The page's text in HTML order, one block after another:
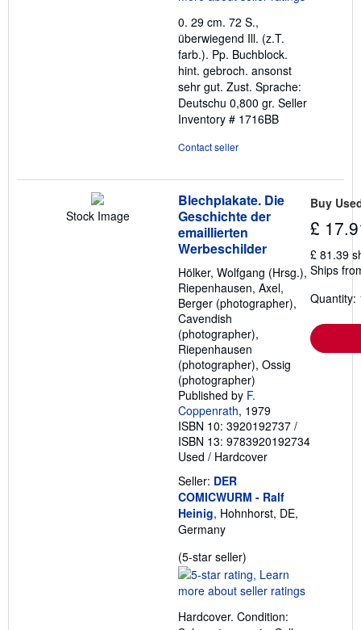
of
5
stars
0. 29 cm. 72 S.,
überwiegend Ill. (z.T.
farb.). Pp. Buchblock.
hint. gebroch. ansonst
sehr gut. Zust. Sprache:
Deutschu 0,800 gr. Seller
Inventory # 1716BB
Contact seller
Stock Image
Blechplakate. Die
Geschichte der
emaillierten
Werbeschilder
Hölker, Wolfgang (Hrsg.),
Riepenhausen, Axel,
Berger (photographer),
Cavendish
(photographer),
Riepenhausen
(photographer), Ossig
(photographer)
Published by F.
Coppenrath, 1979
ISBN 10: 3920192737 /
ISBN 13: 9783920192734
Used / Hardcover
Seller: DER
COMICWURM - Ralf
Heinig, Hohnhorst, DE,
Germany
(5-star seller)
rating
5
of
Hardcover. Condition:
Buy
£
£ 81.39
Ships
Quantity: